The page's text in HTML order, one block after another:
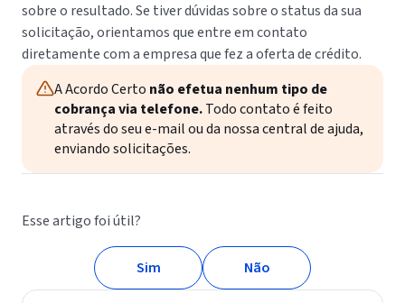
sobre o resultado. Se tiver dúvidas sobre o status da sua
solicitação, orientamos que entre em contato
diretamente com a empresa que fez a oferta de crédito.
A Acordo Certo não efetua nenhum tipo de
cobrança via telefone.Todo contato é feito
através do seu e-mail ou da nossa central de ajuda,
enviando solicitações.
Esse artigo foi útil?
Sim Não